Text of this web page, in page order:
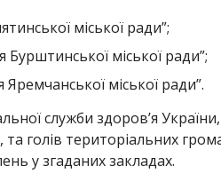
міської ради”;
міської ради”;
міської ради”.
служби здоров’я
голів територіальних
у згаданих закладах.